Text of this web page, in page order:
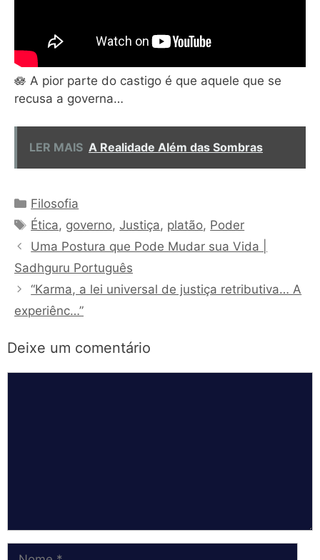
🪷 A pior parte do castigo é que aquele que se
recusa a governa…
LER MAIS A Realidade Além das Sombras
Categorias
Filosofia
Tags
Ética, governo,Justiça, platão, Poder
Uma Postura que Pode Mudar sua Vida |
Sadhguru Português
“Karma, a lei universal de justiça retributiva… A
experiênc…”
Deixe um comentário
Nome